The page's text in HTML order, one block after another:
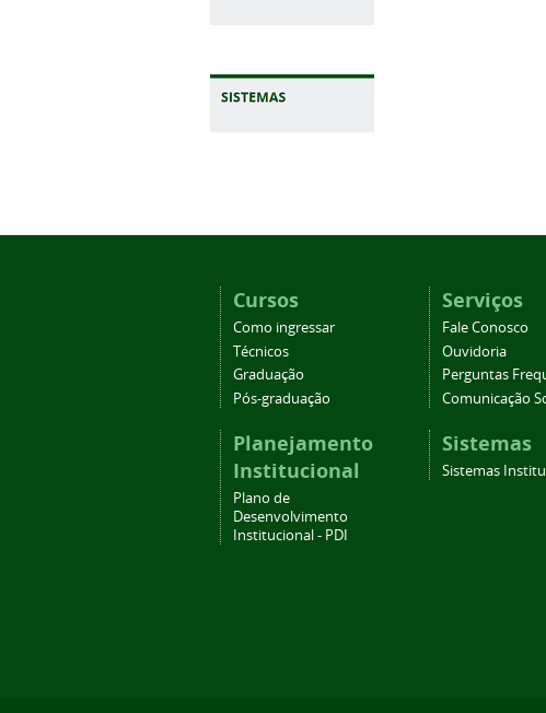
Cursos
Como ingressar
Técnicos
Graduação
Pós-graduação
Planejamento
Institucional
Plano de
Desenvolvimento
Institucional - PDI
Serviços
Fale Conosco
Ouvidoria
Perguntas
Comunicação
Sistemas
Sistemas